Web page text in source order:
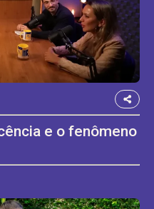
e o fenômeno